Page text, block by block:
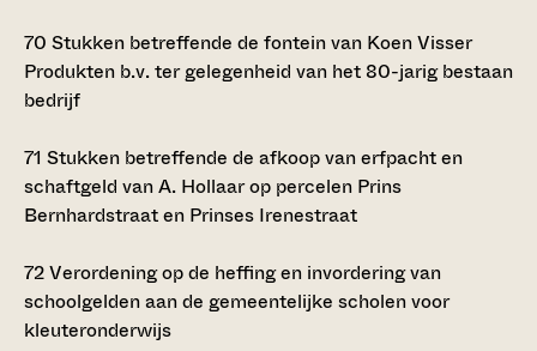
70 Stukken betreffende de fontein van Koen Visser
Produkten b.v. ter gelegenheid van het 80-jarig bestaan
bedrijf
71 Stukken betreffende de afkoop van erfpacht en
schaftgeld van A. Hollaar op percelen Prins
Bernhardstraat en Prinses Irenestraat
72Verordening op de heffing en invordering van
schoolgelden aan de gemeentelijke scholen voor
kleuteronderwijs